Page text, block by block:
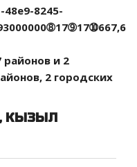
8245-
районов и 2
2 городских
КЫЗЫЛ